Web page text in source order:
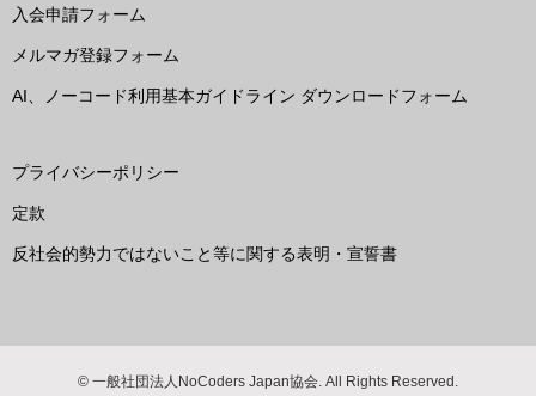
入会申請フォーム
メルマガ登録フォーム
AI、ノーコード利用基本ガイドライン ダウンロードフォーム
プライバシーポリシー
定款
反社会的勢力ではないこと等に関する表明・宣誓書
© 一般社団法人NoCoders Japan協会. All Rights Reserved.